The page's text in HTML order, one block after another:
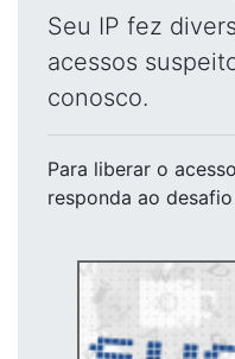
Seu IP fez
acessos
conosco.
Para liberar o acesso
responda ao